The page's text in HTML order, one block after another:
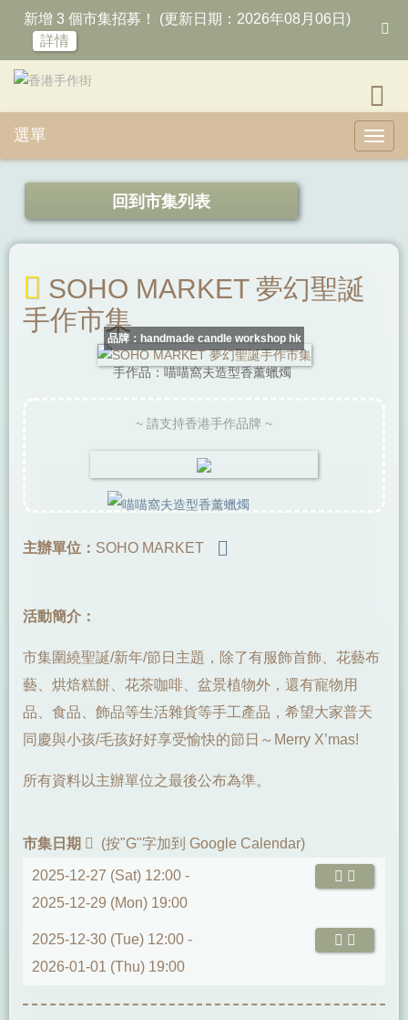
新增 3 個市集招募！ (更新日期：2026年08月06日)
詳情
選單
回到市集列表
SOHO MARKET 夢幻聖誕
手作市集
~ 請支持香港手作品牌 ~
品牌：handmade candle workshop hk
手作品：喵喵窩夫造型香薰蠟燭
主辦單位： SOHO MARKET
活動簡介：
市集圍繞聖誕/新年/節日主題，除了有服飾首飾、花藝布
藝、烘焙糕餅、花茶咖啡、盆景植物外，還有寵物用
品、食品、飾品等生活雜貨等手工產品，希望大家普天
同慶與小孩/毛孩好好享受愉快的節日～Merry X’mas!
所有資料以主辦單位之最後公布為準。
市集日期 (按"G"字加到 Google Calendar)
2025-12-27 (Sat) 12:00 -
2025-12-29 (Mon) 19:00
2025-12-30 (Tue) 12:00 -
2026-01-01 (Thu) 19:00